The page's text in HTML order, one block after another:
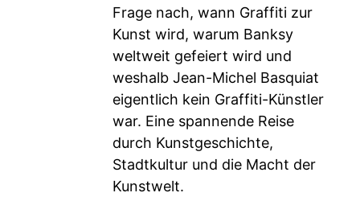
Frage nach, wann Graffiti zur
Kunst wird, warum Banksy
weltweit gefeiert wird und
weshalb Jean-Michel Basquiat
eigentlich kein Graffiti-Künstler
war. Eine spannende Reise
durch Kunstgeschichte,
Stadtkultur und die Macht der
Kunstwelt.